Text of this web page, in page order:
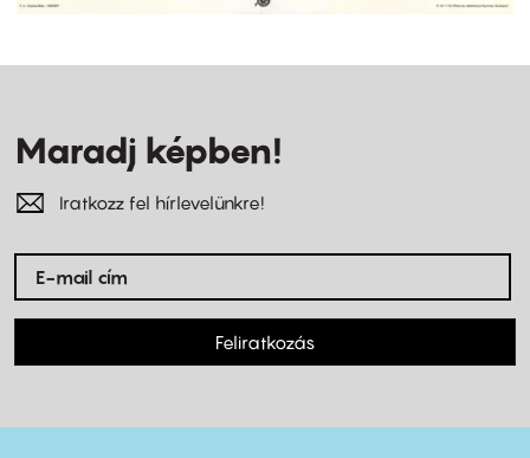
Maradj képben!
Iratkozz fel hírlevelünkre!
Feliratkozás